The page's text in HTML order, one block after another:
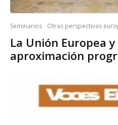
Seminarios Otras perspectivas
La Unión Europea
aproximación